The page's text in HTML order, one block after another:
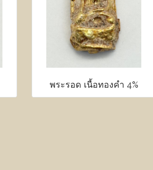
พระรอด เนื้อทองคำ 4%